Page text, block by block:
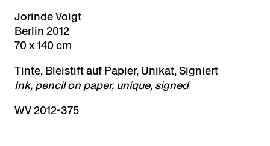
Jorinde Voigt
Berlin 2012
70 x 140 cm
Tinte, Bleistift auf Papier, Unikat, Signiert
Ink, pencil on paper, unique, signed
WV 2012-375